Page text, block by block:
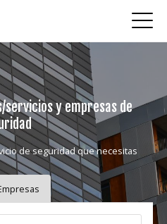
y empresas de
de seguridad que necesitas